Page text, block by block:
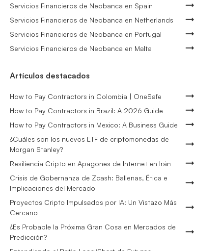
Servicios Financieros de Neobanca en Spain
Servicios Financieros de Neobanca en Netherlands
Servicios Financieros de Neobanca en Portugal
Servicios Financieros de Neobanca en Malta
Artículos destacados
How to Pay Contractors in Colombia | OneSafe
How to Pay Contractors in Brazil: A 2026 Guide
How to Pay Contractors in Mexico: A Business Guide
¿Cuáles son los nuevos ETF de criptomonedas de
Morgan Stanley?
Resiliencia Cripto en Apagones de Internet en Irán
Crisis de Gobernanza de Zcash: Ballenas, Ética e
Implicaciones del Mercado
Proyectos Cripto Impulsados por IA: Un Vistazo Más
Cercano
¿Es Probable la Próxima Gran Cosa en Mercados de
Predicción?